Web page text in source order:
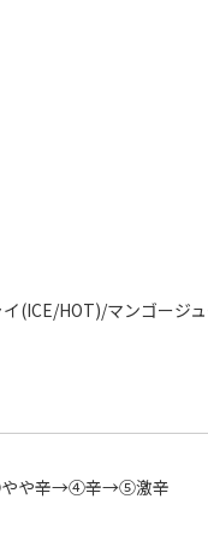
(ICE/HOT)/マンゴージ
や辛→④辛→⑤激辛